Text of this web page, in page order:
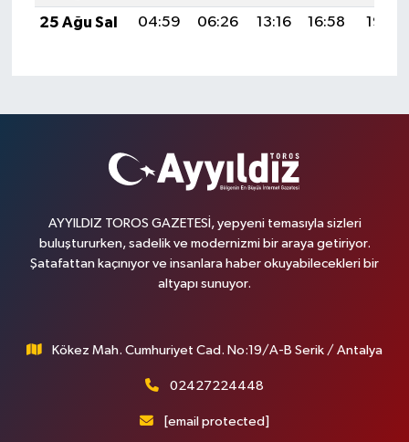
25 Ağu Sal
04:59 06:26 13:16 16:58 19:56
AYYILDIZ TOROS GAZETESİ, yepyeni temasıyla sizleri
buluştururken, sadelik ve modernizmi bir araya getiriyor.
Şatafattan kaçınıyor ve insanlara haber okuyabilecekleri bir
altyapı sunuyor.
Kökez Mah. Cumhuriyet Cad. No:19/A-B Serik / Antalya
02427224448
[email protected]